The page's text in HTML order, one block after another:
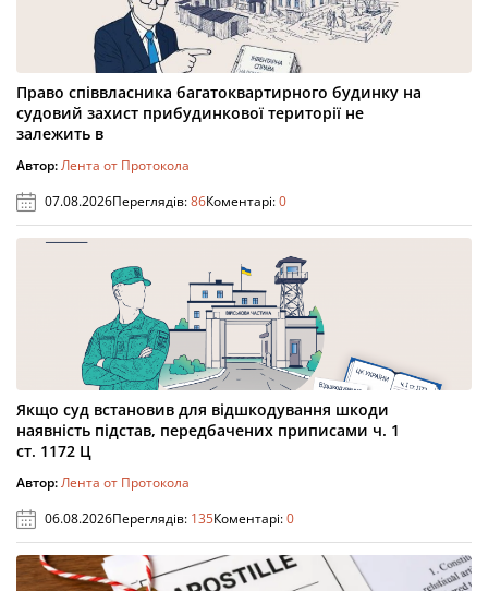
Право співвласника багатоквартирного будинку на
судовий захист прибудинкової території не
залежить в
Автор:Лента от Протокола
07.08.2026Переглядів:86Коментарі:0
Якщо суд встановив для відшкодування шкоди
наявність підстав, передбачених приписами ч. 1
ст. 1172 Ц
Автор:Лента от Протокола
06.08.2026Переглядів: 135Коментарі:0